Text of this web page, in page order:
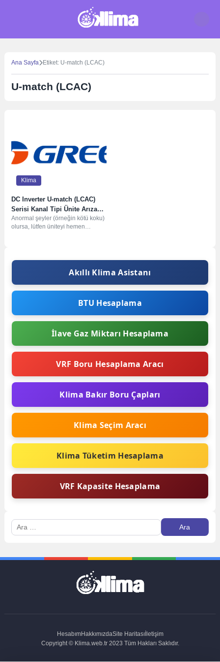
Ana Sayfa Etiket: U-match (LCAC)
U-match (LCAC)
Klima
DC Inverter U-match (LCAC)
Serisi Kanal Tipi Ünite Arıza
Kodları
Anormal şeyler (örneğin kötü koku)
olursa, lütfen üniteyi hemen
Akıllı Klima Asistanı
BTU Hesaplama
İlave Gaz Miktarı Hesaplama
VRF Boru Hesaplama Aracı
Klima Bakır Boru Çapları
Klima Seçim Aracı
Klima Tüketim Hesaplama
VRF Kapasite Hesaplama
Arama:
HesabımHakkımızdaSite Haritasıİletişim
Copyright © Klima.web.tr 2023 Tüm Hakları Saklıdır.